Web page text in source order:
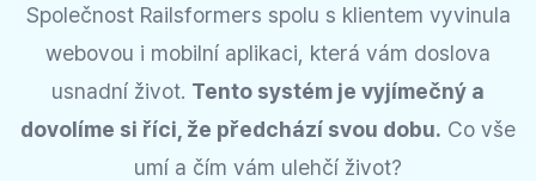
Společnost Railsformers spolu s klientem vyvinula
webovou i mobilní aplikaci, která vám doslova
usnadní život. Tento systém je vyjímečný a
dovolíme si říci, že předchází svou dobu. Co vše
umí a čím vám ulehčí život?